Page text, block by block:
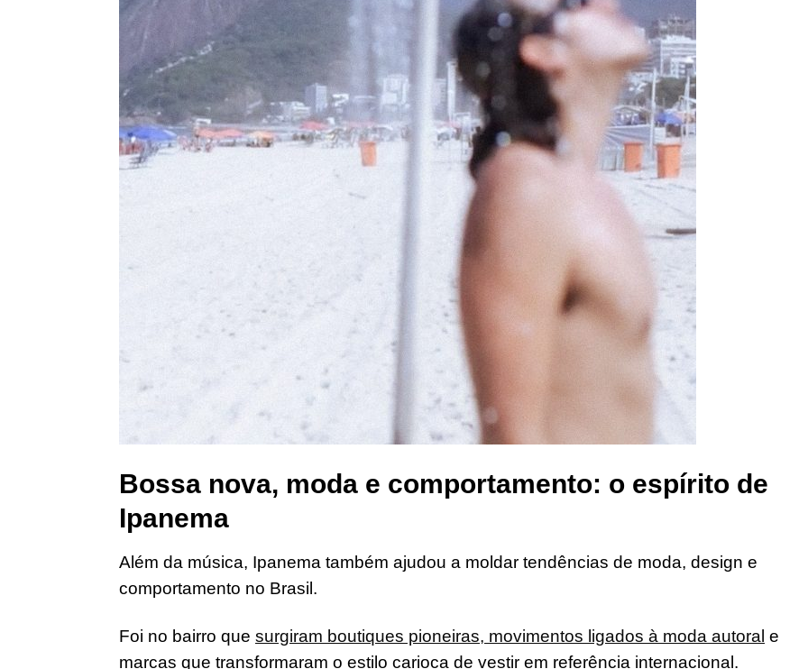
Bossa nova, moda e comportamento: o espírito de
Ipanema
Além da música, Ipanema também ajudou a moldar tendências de moda, design e
comportamento no Brasil.
Foi no bairro que surgiram boutiques pioneiras, movimentos ligados à moda autoral e
marcas que transformaram o estilo carioca de vestir em referência internacional.